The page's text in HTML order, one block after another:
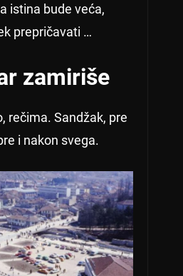
istina bude veća,
prepričavati …
zamiriše
rečima. Sandžak, pre
i nakon svega.